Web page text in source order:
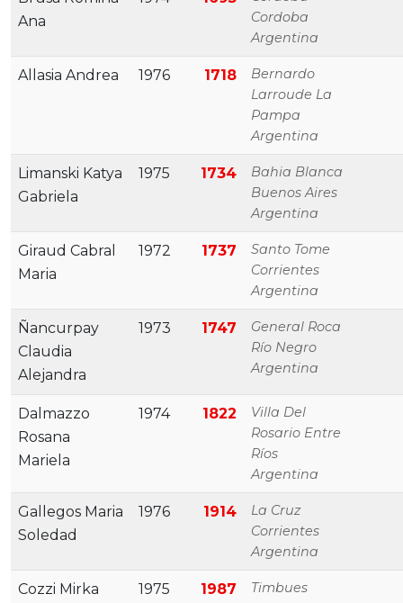
Ana
Cordoba
Argentina
Allasia Andrea 1976 1718
Bernardo
Larroude La
Pampa
Argentina
Limanski Katya
Gabriela
1975 1734
Bahia Blanca
Buenos Aires
Argentina
Giraud Cabral
Maria
1972 1737
Santo Tome
Corrientes
Argentina
Ñancurpay
Claudia
Alejandra
1973 1747
General Roca
Río Negro
Argentina
Dalmazzo
Rosana
Mariela
1974 1822
Villa Del
Rosario Entre
Ríos
Argentina
Gallegos Maria
Soledad
1976 1914
La Cruz
Corrientes
Argentina
Cozzi Mirka 1975 1987
Timbues